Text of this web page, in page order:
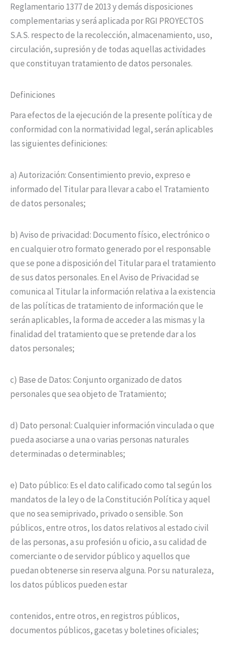
Reglamentario 1377 de 2013 y demás disposiciones
complementarias y será aplicada por RGI PROYECTOS
S.A.S. respecto de la recolección, almacenamiento, uso,
circulación, supresión y de todas aquellas actividades
que constituyan tratamiento de datos personales.
Definiciones
Para efectos de la ejecución de la presente política y de
conformidad con la normatividad legal, serán aplicables
las siguientes definiciones:
a) Autorización: Consentimiento previo, expreso e
informado del Titular para llevar a cabo el Tratamiento
de datos personales;
b) Aviso de privacidad: Documento físico, electrónico o
en cualquier otro formato generado por el responsable
que se pone a disposición del Titular para el tratamiento
de sus datos personales. En el Aviso de Privacidad se
comunica al Titular la información relativa a la existencia
de las políticas de tratamiento de información que le
serán aplicables, la forma de acceder a las mismas y la
finalidad del tratamiento que se pretende dar a los
datos personales;
c) Base de Datos: Conjunto organizado de datos
personales que sea objeto de Tratamiento;
d) Dato personal: Cualquier información vinculada o que
pueda asociarse a una o varias personas naturales
determinadas o determinables;
e) Dato público: Es el dato calificado como tal según los
mandatos de la ley o de la Constitución Política y aquel
que no sea semiprivado, privado o sensible. Son
públicos, entre otros, los datos relativos al estado civil
de las personas, a su profesión u oficio, a su calidad de
comerciante o de servidor público y aquellos que
puedan obtenerse sin reserva alguna. Por su naturaleza,
los datos públicos pueden estar
contenidos, entre otros, en registros públicos,
documentos públicos, gacetas y boletines oficiales;